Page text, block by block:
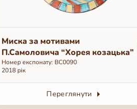
Миска за мотивами
П.Самоловича “Хорея козацька”
Номер експонату: BC0090
2018 рік
Переглянути